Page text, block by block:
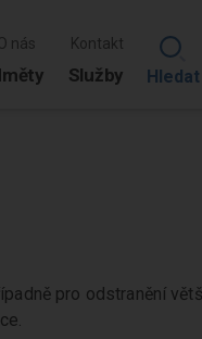
nás
Kontakt
Služby
pro odstranění